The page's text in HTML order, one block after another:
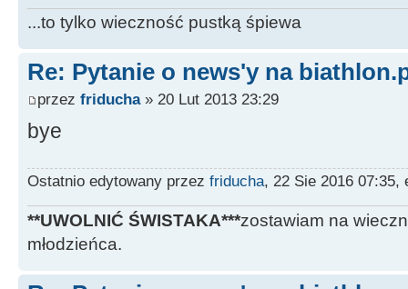
...to tylko wieczność pustką śpiewa
Re: Pytanie o news'y na
przez friducha» 20 Lut 2013 23:29
bye
Ostatnio edytowany przez friducha, 22 Sie 2016 07:35,
**UWOLNIĆ ŚWISTAKA***zostawiam na
młodzieńca.